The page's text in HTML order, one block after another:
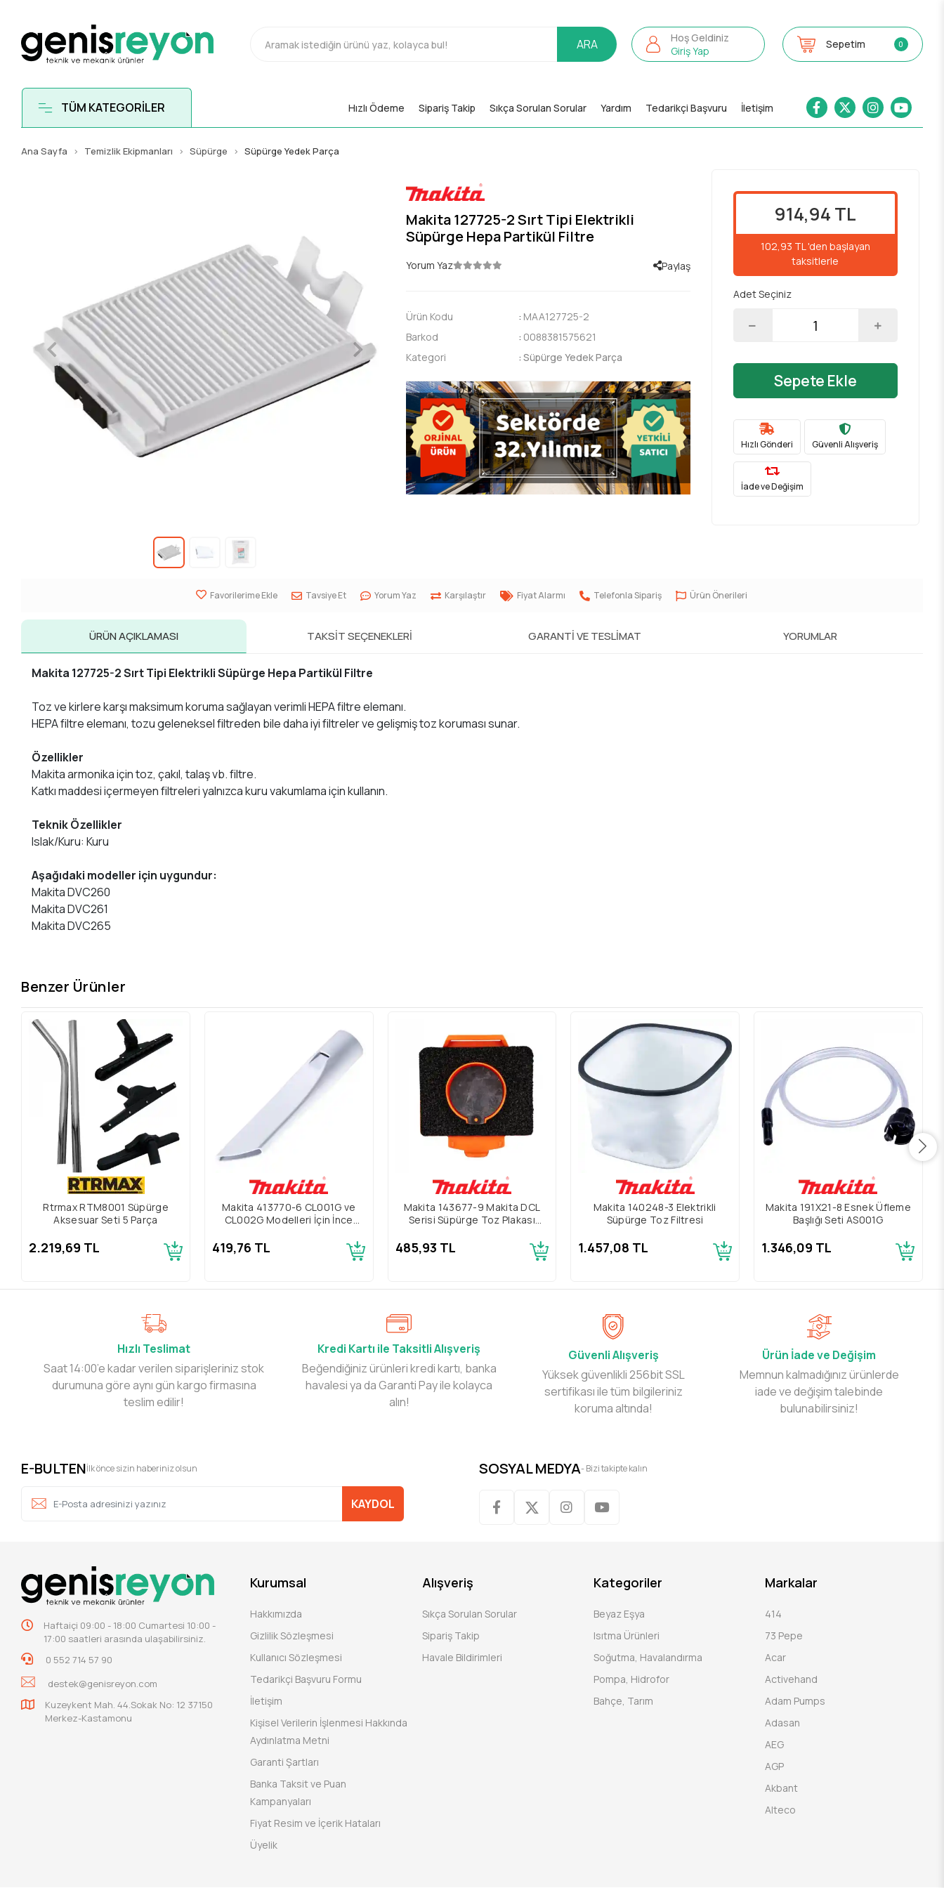
ARA
Hoş Geldiniz
Giriş Yap
Sepetim 0
TÜM KATEGORİLER Hızlı Ödeme Sipariş Takip Sıkça Sorulan Sorular Yardım Tedarikçi Başvuru İletişim
Ana Sayfa Temizlik Ekipmanları Süpürge Süpürge Yedek Parça
Makita 127725-2 Sırt Tipi Elektrikli
Süpürge Hepa Partikül Filtre
Yorum Yaz Paylaş
Ürün Kodu : MAA127725-2
Barkod
: 0088381575621
Kategori
:Süpürge Yedek Parça
914,94 TL
102,93 TL 'den başlayan
taksitlerle
Adet Seçiniz
Sepete Ekle
Hızlı Gönderi Güvenli Alışveriş
İade ve Değişim
Favorilerime Ekle Tavsiye Et Yorum Yaz Karşılaştır Fiyat Alarmı Telefonla Sipariş Ürün Önerileri
ÜRÜN AÇIKLAMASI TAKSIT SEÇENEKLERI GARANTI VE TESLIMAT YORUMLAR
Makita 127725-2 Sırt Tipi Elektrikli Süpürge Hepa Partikül Filtre
Toz ve kirlere karşı maksimum koruma sağlayan verimli HEPA filtre elemanı.
HEPA filtre elemanı, tozu geleneksel filtreden bile daha iyi filtreler ve gelişmiş toz koruması sunar.
Özellikler
Makita armonika için toz, çakıl, talaş vb. filtre.
Katkı maddesi içermeyen filtreleri yalnızca kuru vakumlama için kullanın.
Teknik Özellikler
Islak/Kuru: Kuru
Aşağıdaki modeller için uygundur:
Makita DVC260
Makita DVC261
Makita DVC265
Benzer Ürünler
Rtrmax RTM8001 Süpürge
Aksesuar Seti 5 Parça
2.219,69 TL
Makita 413770-6 CL001G ve
CL002G Modelleri İçin İnce
419,76 TL
Makita 143677-9 Makita DCL
Serisi Süpürge Toz Plakası
485,93 TL
Makita 140248-3 Elektrikli
Süpürge Toz Filtresi
1.457,08 TL
Makita 191X21-8 Esnek Üfleme
Başlığı Seti AS001G
1.346,09 TL
Hızlı Teslimat
Saat 14:00’e kadar verilen siparişleriniz stok
durumuna göre aynı gün kargo firmasına
teslim edilir!
Kredi Kartı ile Taksitli Alışveriş
Beğendiğiniz ürünleri kredi kartı, banka
havalesi ya da Garanti Pay ile kolayca
alın!
Güvenli Alışveriş
Yüksek güvenlikli 256bit SSL
sertifikası ile tüm bilgileriniz
koruma altında!
Ürün İade ve Değişim
Memnun kalmadığınız ürünlerde
iade ve değişim talebinde
bulunabilirsiniz!
E-BULTENİlk önce sizin haberiniz olsun
KAYDOL
SOSYAL MEDYA- Bizi takipte kalın
Haftaiçi 09:00 - 18:00 Cumartesi 10:00 -
17:00 saatleri arasında ulaşabilirsiniz.
0 552 714 57 90
destek@genisreyon.com
Kuzeykent Mah. 44.Sokak No: 12 37150
Merkez-Kastamonu
Kurumsal
Hakkımızda
Gizlilik Sözleşmesi
Kullanıcı Sözleşmesi
Tedarikçi Başvuru Formu
İletişim
Kişisel Verilerin İşlenmesi Hakkında
Aydınlatma Metni
Garanti Şartları
Banka Taksit ve Puan
Kampanyaları
Fiyat Resim ve İçerik Hataları
Üyelik
Alışveriş
Sıkça Sorulan Sorular
Sipariş Takip
Havale Bildirimleri
Kategoriler
Beyaz Eşya
Isıtma Ürünleri
Soğutma, Havalandırma
Pompa, Hidrofor
Bahçe, Tarım
Markalar
414
73 Pepe
Acar
Activehand
Adam Pumps
Adasan
AEG
AGP
Akbant
Alteco